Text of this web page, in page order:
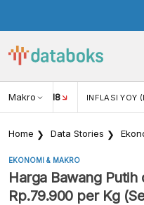
Makro
USD/IDR 18 INFLASI YOY
Home Data Stories
EKONOMI & MAKRO
Harga Bawang Putih
Rp.79.900 per Kg